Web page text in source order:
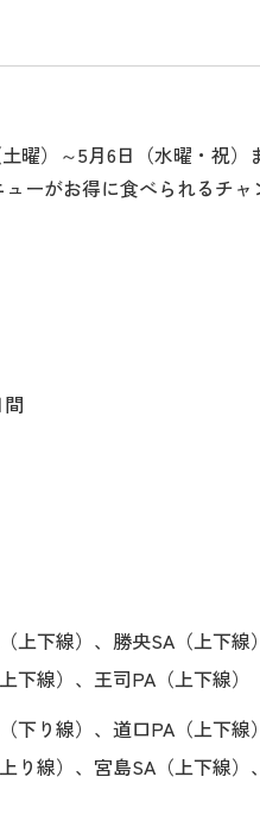
曜）～5月6日（水曜・祝
ーがお得に食べられるチ
上下線）、勝央SA（上下
下線）、王司PA（上下線）
下り線）、道口PA（上下
り線）、宮島SA（上下線